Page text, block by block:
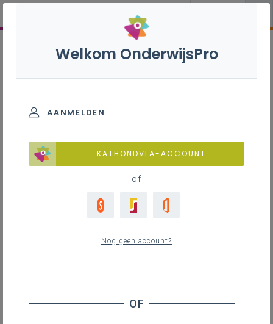
Algemene vergadering
Rechten en plichten van de leden
Welkom OnderwijsPro
AANMELDEN
KATHONDVLA-ACCOUNT
of
Nog geen account?